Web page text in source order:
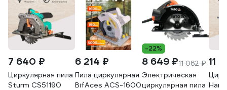
7 640 ₽
Циркулярная пила
Sturm CS51190
6 214 ₽
Пила циркулярная
BifAces ACS-1600
-22%
8 649 ₽11 062 ₽
Электрическая
циркулярная пила
11